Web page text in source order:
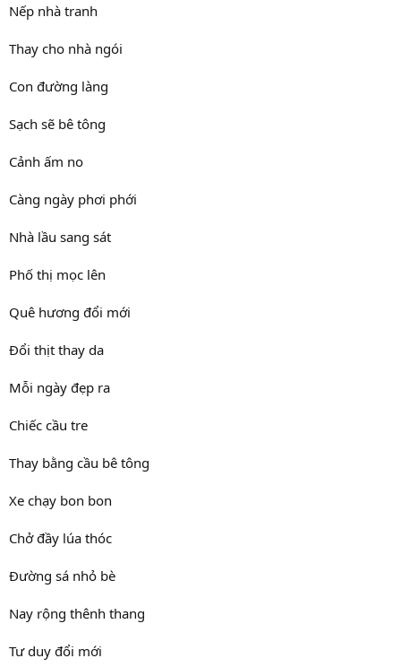
Nếp nhà tranh
Thay cho nhà ngói
Con đường làng
Sạch sẽ bê tông
Cảnh ấm no
Càng ngày phơi phới
Nhà lầu sang sát
Phố thị mọc lên
Quê hương đổi mới
Đổi thịt thay da
Mỗi ngày đẹp ra
Chiếc cầu tre
Thay bằng cầu bê tông
Xe chạy bon bon
Chở đầy lúa thóc
Đường sá nhỏ bè
Nay rộng thênh thang
Tư duy đổi mới